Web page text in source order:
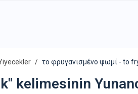
το φρυγανισμένο ψωμί - to
kelimesinin